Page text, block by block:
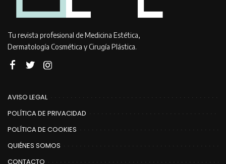
Tu revista profesional de Medicina Estética,
Dermatología Cosmética y Cirugía Plástica.
AVISO LEGAL
POLÍTICA DE PRIVACIDAD
POLÍTICA DE COOKIES
QUIÉNES SOMOS
CONTACTO